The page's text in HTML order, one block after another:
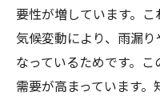
要性が増しています。
気候変動により、雨漏
なっているためです。
需要が高まっています